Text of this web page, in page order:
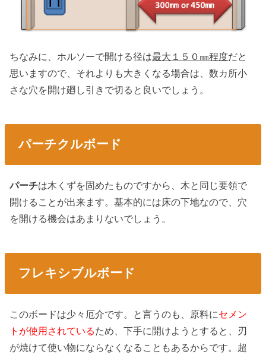
ちなみに、ホルソーで開ける径は最大１５０㎜程度だと
思いますので、それよりも大きくなる場合は、数カ所小
さな穴を開け廻し引きで切ると良いでしょう。
パーチクルボード
パーチは木くずを固めたものですから、木と同じ要領で
開けることが出来ます。基本的には床の下地なので、穴
を開ける機会はあまりないでしょう。
フレキシブルボード
このボードは少々厄介です。と言うのも、原料にセメン
トが使用されているため、下手に開けようとすると、刃
が焼けて使い物にならなくなることもあるからです。超